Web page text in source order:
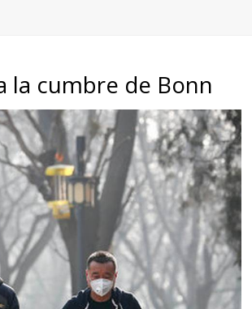
la cumbre de Bonn